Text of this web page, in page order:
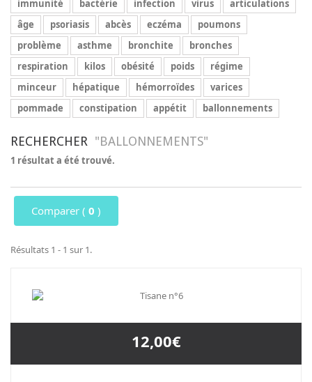
immunité
bactérie infection virus
articulations
âge
psoriasis abcès eczéma
poumons
problème
asthme bronchite
bronches
respiration
kilos obésité poids
régime
minceur
hépatique hémorroïdes
varices
pommade
constipation appétit ballonnements
RECHERCHER "BALLONNEMENTS"
1 résultat a été trouvé.
Comparer ( 0 )
Résultats 1 - 1 sur 1.
12,00€